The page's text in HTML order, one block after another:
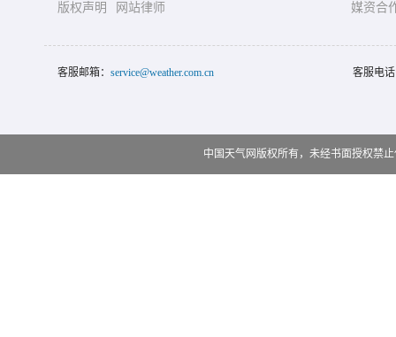
版权声明
网站律师
媒资合
客服邮箱： service@weather.com.cn 客服电
中国天气网版权所有，未经书面授权